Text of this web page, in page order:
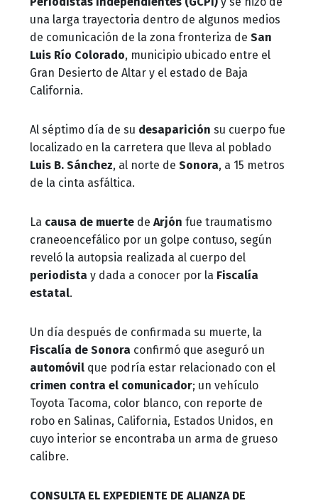
una larga trayectoria dentro de algunos medios
de comunicación de la zona fronteriza de San
Luis Río Colorado, municipio ubicado entre el
Gran Desierto de Altar y el estado de Baja
California.
Al séptimo día de su desaparición su cuerpo fue
localizado en la carretera que lleva al poblado
Luis B. Sánchez, al norte de Sonora, a 15 metros
de la cinta asfáltica.
La causa de muerte de Arjón fue traumatismo
craneoencefálico por un golpe contuso, según
reveló la autopsia realizada al cuerpo del
periodista y dada a conocer por la Fiscalía
estatal.
Un día después de confirmada su muerte, la
Fiscalía de Sonora confirmó que aseguró un
automóvil que podría estar relacionado con el
crimen contra el comunicador; un vehículo
Toyota Tacoma, color blanco, con reporte de
robo en Salinas, California, Estados Unidos, en
cuyo interior se encontraba un arma de grueso
calibre.
CONSULTA EL EXPEDIENTE DE ALIANZA DE